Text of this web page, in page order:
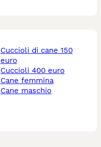
cuccioli di cane 150
euro
cuccioli 400 euro
cane femmina
cane maschio